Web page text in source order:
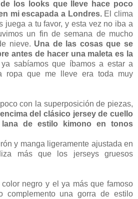
los looks que lleve hace poco
mi escapada a Londres. El clima
juega a tu favor, y esta vez no iba a
un fin de semana de mucho
nieve. Una de las cosas que se
antes de hacer una maleta es la
sabíamos que íbamos a estar a
ropa que me lleve era toda muy
con la superposición de piezas,
del clásico jersey de cuello
de estilo kimono en tonos
y manga ligeramente ajustada en
más que los jerseys gruesos
negro y el ya más que famoso
complemento una gorra de estilo